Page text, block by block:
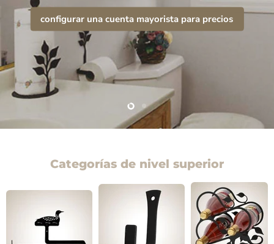
configurar una cuenta mayorista para precios
Slide
1
Slide
2
Categorías de nivel superior